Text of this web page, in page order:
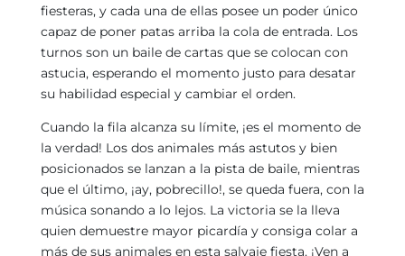
fiesteras, y cada una de ellas posee un poder único
capaz de poner patas arriba la cola de entrada. Los
turnos son un baile de cartas que se colocan con
astucia, esperando el momento justo para desatar
su habilidad especial y cambiar el orden.
Cuando la fila alcanza su límite, ¡es el momento de
la verdad! Los dos animales más astutos y bien
posicionados se lanzan a la pista de baile, mientras
que el último, ¡ay, pobrecillo!, se queda fuera, con la
música sonando a lo lejos. La victoria se la lleva
quien demuestre mayor picardía y consiga colar a
más de sus animales en esta salvaje fiesta. ¡Ven a